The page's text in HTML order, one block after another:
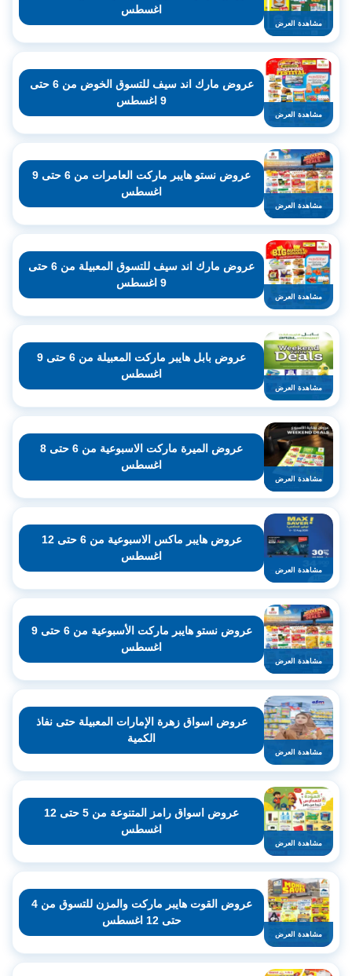
مشاهدة العرض
اغسطس
مشاهدة العرض
عروض مارك اند سيف للتسوق الخوض من 6 حتى
9 اغسطس
مشاهدة العرض
عروض نستو هايبر ماركت العامرات من 6 حتى 9
اغسطس
مشاهدة العرض
عروض مارك اند سيف للتسوق المعبيلة من 6 حتى
9 اغسطس
مشاهدة العرض
عروض بابل هايبر ماركت المعبيلة من 6 حتى 9
اغسطس
مشاهدة العرض
عروض الميرة ماركت الاسبوعية من 6 حتى 8
اغسطس
مشاهدة العرض
عروض هايبر ماكس الاسبوعية من 6 حتى 12
اغسطس
مشاهدة العرض
عروض نستو هايبر ماركت الأسبوعية من 6 حتى 9
اغسطس
مشاهدة العرض
عروض اسواق زهرة الإمارات المعبيلة حتى نفاذ
الكمية
مشاهدة العرض
عروض اسواق رامز المتنوعة من 5 حتى 12
اغسطس
مشاهدة العرض
عروض القوت هايبر ماركت والمزن للتسوق من 4
حتى 12 اغسطس